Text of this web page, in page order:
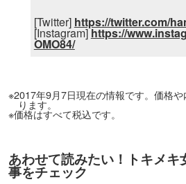
[Twitter] https://twitter.com/
[Instagram]https://
OMO84/
※2017年9月7日現在の情報です。価格
ります。
※価格はすべて税込です。
あわせて読みたい！トキメ
事をチェック